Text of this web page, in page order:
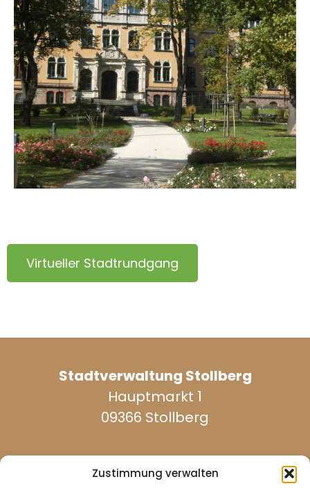
Zustimmung verwalten
Virtueller Stadtrundgang
Stadtverwaltung Stollberg
Hauptmarkt 1
09366 Stollberg